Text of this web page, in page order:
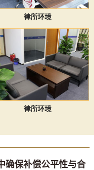
律所环境
律所环境
确保补偿公平性与合